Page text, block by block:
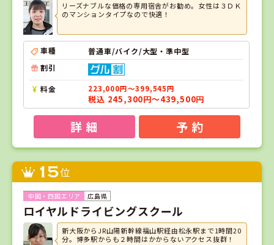
リーズナブルな価格の専用宿舎がお勧め。女性は３ＤＫ
のマンションタイプなので快適！
車種
普通車/バイク/大型・準中型
割引
料金 223,000円～399,545円
税込 245,300円～439,500円
詳 細 予 約
15位
広島県
ロイヤルドライビングスクール
新大阪からJR山陽新幹線福山駅経由松永駅まで1時間20
分。博多駅からも２時間はかからないアクセス抜群！